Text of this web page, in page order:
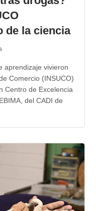
de la ciencia
aprendizaje vivieron
Comercio (INSUCO)
Centro de Excelencia
del CADI de